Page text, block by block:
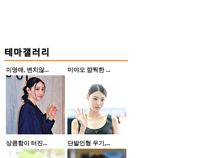
이영애, 변치않... 미야오 깜찍한 ...
상큼함이 터진... 단발인형 우기,...